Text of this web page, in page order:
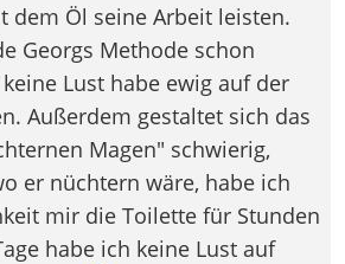
dem Öl seine Arbeit leisten.
Georgs Methode schon
Lust habe ewig auf der
Außerdem gestaltet sich das
Magen" schwierig,
er nüchtern wäre, habe ich
mir die Toilette für Stunden
habe ich keine Lust auf